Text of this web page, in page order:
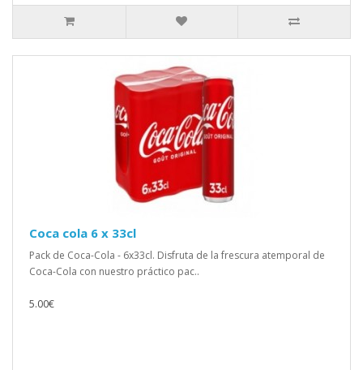
Coca cola 6 x 33cl
Pack de Coca-Cola - 6x33cl. Disfruta de la frescura atemporal de
Coca-Cola con nuestro práctico pac..
5.00€